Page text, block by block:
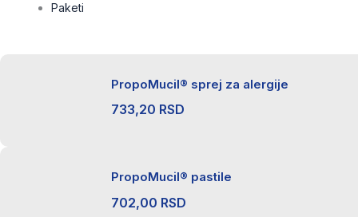
Paketi
PropoMucil® sprej za alergije
733,20 RSD
PropoMucil® pastile
702,00 RSD